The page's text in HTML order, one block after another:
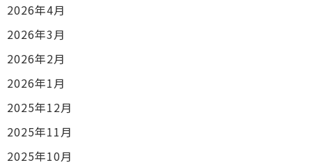
2026年4月
2026年3月
2026年2月
2026年1月
2025年12月
2025年11月
2025年10月